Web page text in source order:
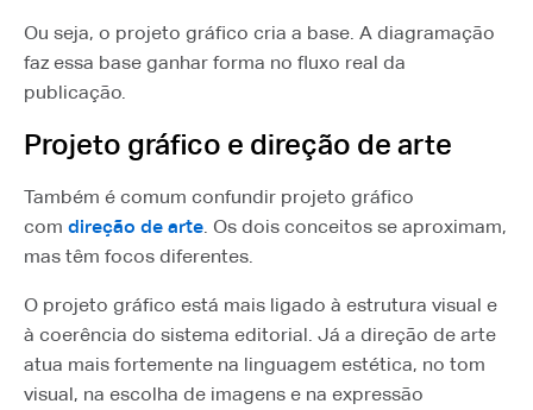
Ou seja, o projeto gráfico cria a base. A diagramação
faz essa base ganhar forma no fluxo real da
publicação.
Projeto gráfico e direção de arte
Também é comum confundir projeto gráfico
com direção de arte. Os dois conceitos se aproximam,
mas têm focos diferentes.
O projeto gráfico está mais ligado à estrutura visual e
à coerência do sistema editorial. Já a direção de arte
atua mais fortemente na linguagem estética, no tom
visual, na escolha de imagens e na expressão